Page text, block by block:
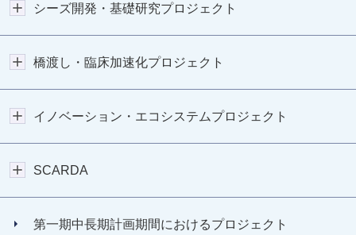
シーズ開発・基礎研究プロジェクト
橋渡し・臨床加速化プロジェクト
イノベーション・エコシステムプロジェクト
SCARDA
第一期中長期計画期間におけるプロジェクト